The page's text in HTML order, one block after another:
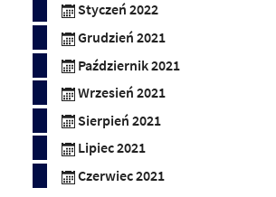
Styczeń 2022
Grudzień 2021
Październik 2021
Wrzesień 2021
Sierpień 2021
Lipiec 2021
Czerwiec 2021